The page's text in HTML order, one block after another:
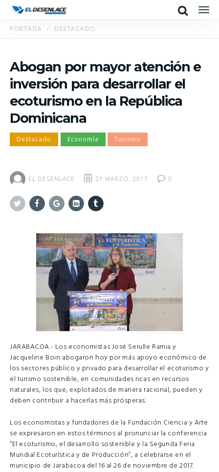
Search
PORTADA DESTACADO
Abogan por mayor atención e
inversión para desarrollar el
ecoturismo en la República
Dominicana
Destacado Economía Turismo
EL DESENLACE 21 MARZO, 2017 0
JARABACOA.- Los economistas José Serulle Ramia y
Jacqueline Boin abogaron hoy por más apoyo económico de
los sectores público y privado para desarrollar el ecoturismo y
el turismo sostenible, en comunidades ricas en recursos
naturales, los que, explotados de manera racional, pueden y
deben contribuir a hacerlas más prósperas.
Los economistas y fundadores de la Fundación Ciencia y Arte
se expresaron en estos términos al pronunciar la conferencia
“El ecoturismo, el desarrollo sostenible y la Segunda Feria
Mundial Ecoturística y de Producción”, a celebrarse en el
municipio de Jarabacoa del 16 al 26 de noviembre de 2017.